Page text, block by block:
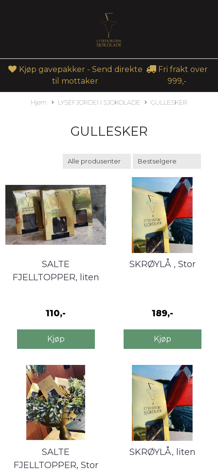
Kjøp gavepakker - Send direkte
til mottaker
Fri frakt over
999,-
Hjem LYSEFJORDEN SJOKOLADE GULLESKER
GULLESKER
SALTE
FJELLTOPPER, liten
110,-
Kjøp
SKRØYLÅ , Stor
189,-
Kjøp
SALTE
FJELLTOPPER, Stor
SKRØYLÅ, liten